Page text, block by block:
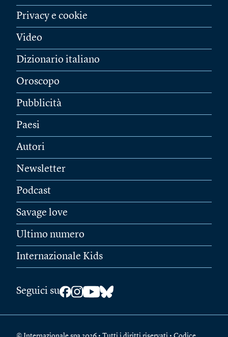
Privacy e cookie
Video
Dizionario italiano
Oroscopo
Pubblicità
Paesi
Autori
Newsletter
Podcast
Savage love
Ultimo numero
Internazionale Kids
Seguici su